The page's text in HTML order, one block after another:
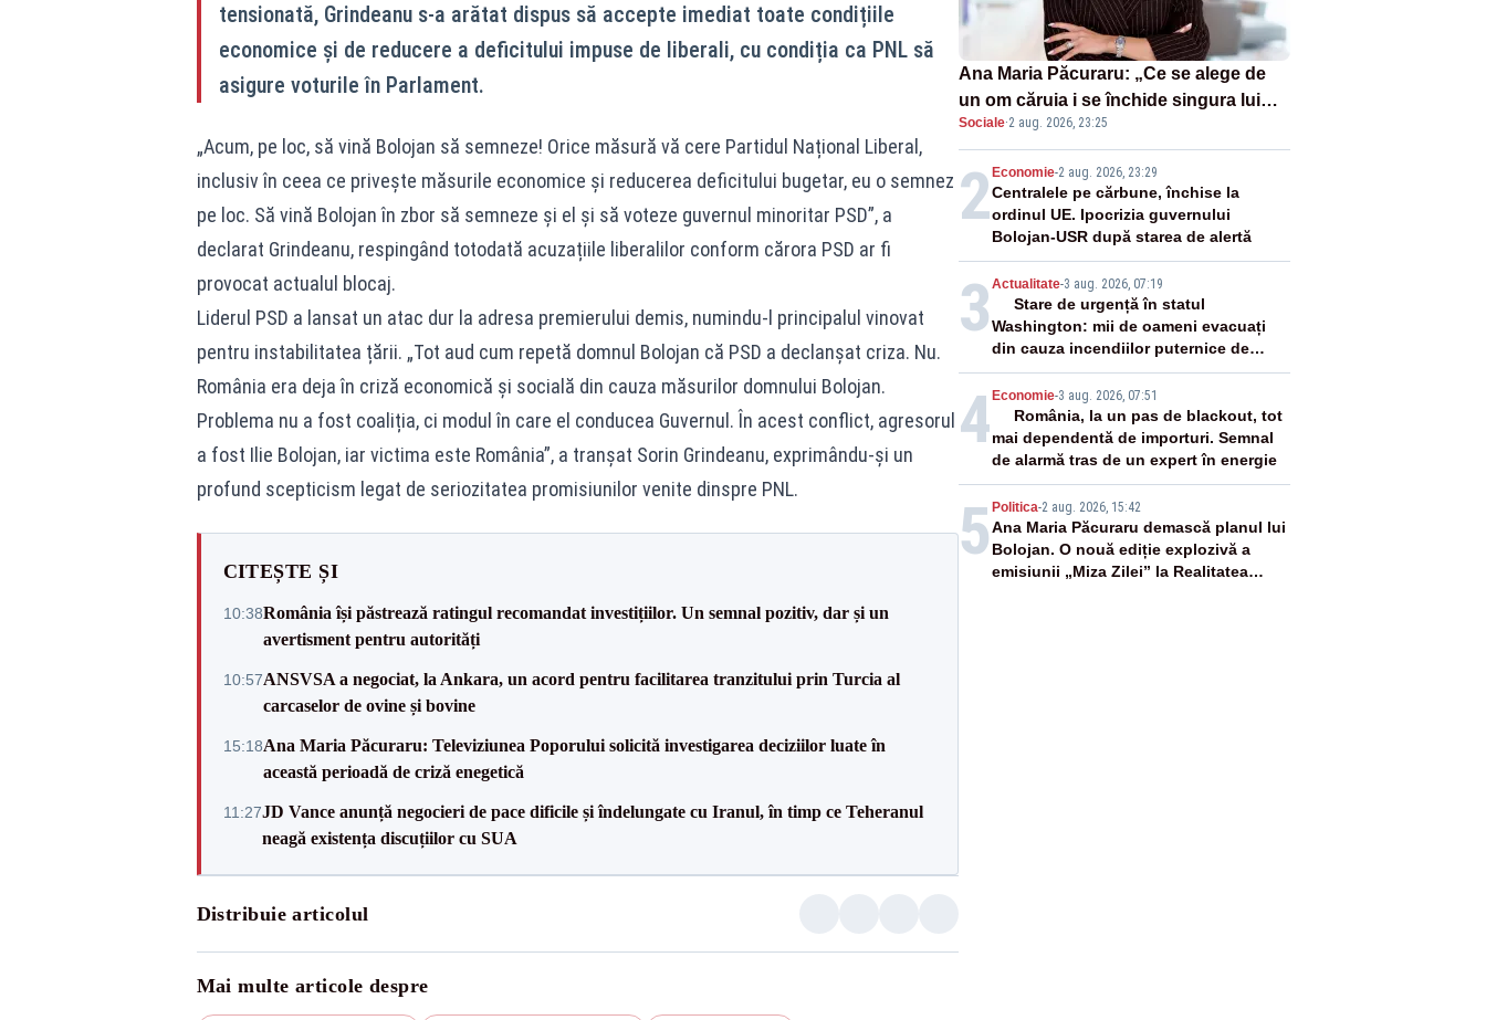
tensionată, Grindeanu s-a arătat dispus să accepte imediat toate condițiile
economice și de reducere a deficitului impuse de liberali, cu condiția ca PNL să
asigure voturile în Parlament.
„Acum, pe loc, să vină Bolojan să semneze! Orice măsură vă cere Partidul Național Liberal,
inclusiv în ceea ce privește măsurile economice și reducerea deficitului bugetar, eu o semnez
pe loc. Să vină Bolojan în zbor să semneze și el și să voteze guvernul minoritar PSD”, a
declarat Grindeanu, respingând totodată acuzațiile liberalilor conform cărora PSD ar fi
provocat actualul blocaj.
Liderul PSD a lansat un atac dur la adresa premierului demis, numindu-l principalul vinovat
pentru instabilitatea țării. „Tot aud cum repetă domnul Bolojan că PSD a declanșat criza. Nu.
România era deja în criză economică și socială din cauza măsurilor domnului Bolojan.
Problema nu a fost coaliția, ci modul în care el conducea Guvernul. În acest conflict, agresorul
a fost Ilie Bolojan, iar victima este România”, a tranșat Sorin Grindeanu, exprimându-și un
profund scepticism legat de seriozitatea promisiunilor venite dinspre PNL.
CITEȘTE ȘI
10:38România își păstrează ratingul recomandat investițiilor. Un semnal pozitiv, dar și un
avertisment pentru autorități
10:57ANSVSA a negociat, la Ankara, un acord pentru facilitarea tranzitului prin Turcia al
carcaselor de ovine și bovine
15:18Ana Maria Păcuraru: Televiziunea Poporului solicită investigarea deciziilor luate în
această perioadă de criză enegetică
11:27JD Vance anunță negocieri de pace dificile și îndelungate cu Iranul, în timp ce Teheranul
neagă existența discuțiilor cu SUA
Distribuie articolul
Mai multe articole despre
Ana Maria Păcuraru: „Ce se alege de
un om căruia i se închide singura lui
portiță?”
Sociale·2 aug. 2026, 23:25
2 Economie-2 aug. 2026, 23:29
Centralele pe cărbune, închise la
ordinul UE. Ipocrizia guvernului
Bolojan-USR după starea de alertă
3 Actualitate-3 aug. 2026, 07:19
Stare de urgență în statul
Washington: mii de oameni evacuați
din cauza incendiilor puternice de
vegetație
4 Economie-3 aug. 2026, 07:51
România, la un pas de blackout, tot
mai dependentă de importuri. Semnal
de alarmă tras de un expert în energie
5 Politica-2 aug. 2026, 15:42
Ana Maria Păcuraru demască planul lui
Bolojan. O nouă ediție explozivă a
emisiunii „Miza Zilei” la Realitatea